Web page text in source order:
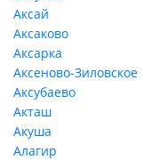
Аксай
Аксаково
Аксарка
Аксеново-Зиловское
Аксубаево
Акташ
Акуша
Алагир